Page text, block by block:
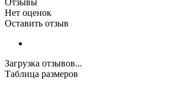
Нет оценок
Оставить отзыв
Загрузка отзывов...
Таблица размеров